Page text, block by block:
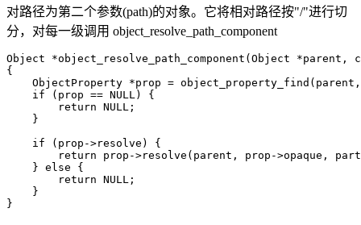
对路径为第二个参数(path)的对象。它将相对路径按"/"进行切
分，对每一级调用 object_resolve_path_component
Object *object_resolve_path_component(Object *parent,
{
ObjectProperty *prop =
    if (prop == NULL) {
        return NULL;
    }
    if (prop->resolve) {
return prop->resolve(parent, prop->opaque,
    } else {
        return NULL;
    }
}